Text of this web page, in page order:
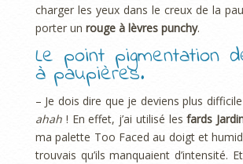
charger les yeux dans le creux de la
porter un rouge à lèvres punchy.
Le point pigmentation
à paupières.
– Je dois dire que je deviens plus
ahah ! En effet, j’ai utilisé lesfards
ma palette Too Faced au doigt et
trouvais qu’ils manquaient d’intensité.